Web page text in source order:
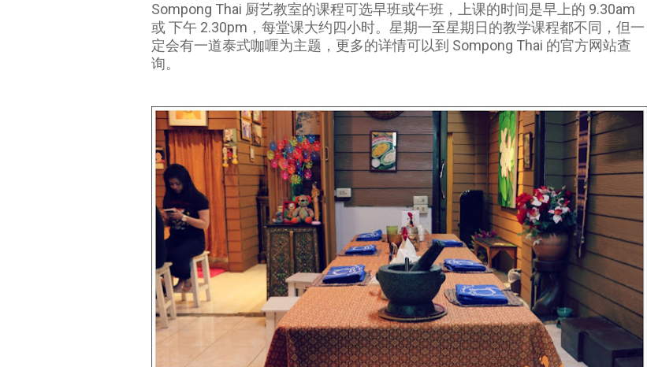
Sompong Thai 厨艺教室的课程可选早班或午班，上课的时间是早上的 9.30am
或 下午 2.30pm，每堂课大约四小时。星期一至星期日的教学课程都不同，但一
定会有一道泰式咖喱为主题，更多的详情可以到 Sompong Thai 的官方网站查
询。